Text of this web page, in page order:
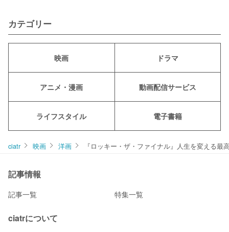
カテゴリー
映画 ドラマ
アニメ・漫画 動画配信サービス
ライフスタイル 電子書籍
ciatr 映画 洋画 『ロッキー・ザ・ファイナル』人生を変える最
記事情報
記事一覧 特集一覧
ciatrについて